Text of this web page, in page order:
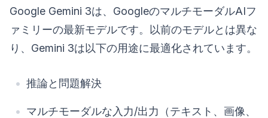
Google Gemini 3は、GoogleのマルチモーダルAIフ
ァミリーの最新モデルです。以前のモデルとは異な
り、Gemini 3は以下の用途に最適化されています。
推論と問題解決
マルチモーダルな入力/出力（テキスト、画像、